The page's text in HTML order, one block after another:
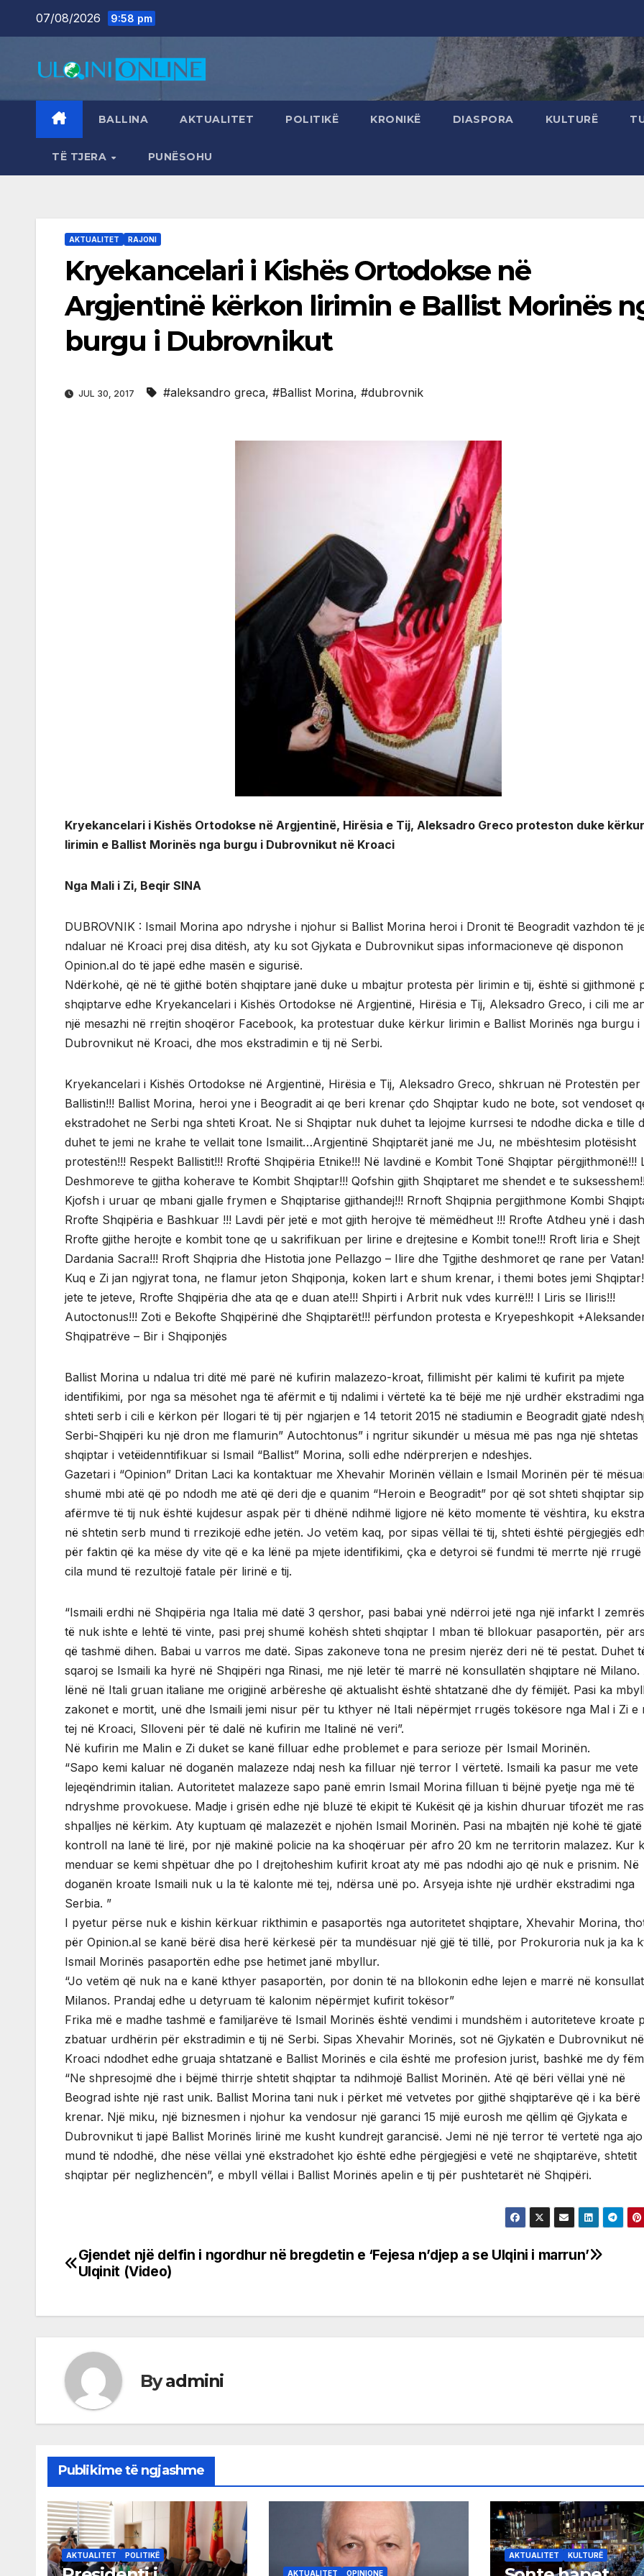
07/08/2026 9:58 pm
BALLINA AKTUALITET POLITIKË KRONIKË DIASPORA KULTURË
TË TJERA PUNËSOHU
AKTUALITET RAJONI
Kryekancelari i Kishës Ortodokse në
Argjentinë kërkon lirimin e Ballist Morinës
burgu i Dubrovnikut
JUL 30, 2017 #aleksandro greca, #Ballist Morina, #dubrovnik
Kryekancelari i Kishës Ortodokse në Argjentinë, Hirësia e Tij, Aleksadro Greco proteston duke kërkur
lirimin e Ballist Morinës nga burgu i Dubrovnikut në Kroaci
Nga Mali i Zi, Beqir SINA
DUBROVNIK : Ismail Morina apo ndryshe i njohur si Ballist Morina heroi i Dronit të Beogradit vazhdon të
ndaluar në Kroaci prej disa ditësh, aty ku sot Gjykata e Dubrovnikut sipas informacioneve që disponon
Opinion.al do të japë edhe masën e sigurisë.
Ndërkohë, që në të gjithë botën shqiptare janë duke u mbajtur protesta për lirimin e tij, është si gjithmonë
shqiptarve edhe Kryekancelari i Kishës Ortodokse në Argjentinë, Hirësia e Tij, Aleksadro Greco, i cili me
një mesazhi në rrejtin shoqëror Facebook, ka protestuar duke kërkur lirimin e Ballist Morinës nga burgu i
Dubrovnikut në Kroaci, dhe mos ekstradimin e tij në Serbi.
Kryekancelari i Kishës Ortodokse në Argjentinë, Hirësia e Tij, Aleksadro Greco, shkruan në Protestën per
Ballistin!!! Ballist Morina, heroi yne i Beogradit ai qe beri krenar çdo Shqiptar kudo ne bote, sot vendoset
ekstradohet ne Serbi nga shteti Kroat. Ne si Shqiptar nuk duhet ta lejojme kurrsesi te ndodhe dicka e tille
duhet te jemi ne krahe te vellait tone Ismailit…Argjentinë Shqiptarët janë me Ju, ne mbështesim plotësisht
protestën!!! Respekt Ballistit!!! Rroftë Shqipëria Etnike!!! Në lavdinë e Kombit Tonë Shqiptar përgjithmonë!!!
Deshmoreve te gjitha koherave te Kombit Shqiptar!!! Qofshin gjith Shqiptaret me shendet e te
Kjofsh i uruar qe mbani gjalle frymen e Shqiptarise gjithandej!!! Rrnoft Shqipnia pergjithmone Kombi
Rrofte Shqipëria e Bashkuar !!! Lavdi për jetë e mot gjith herojve të mëmëdheut !!! Rrofte Atdheu ynë i
Rrofte gjithe herojte e kombit tone qe u sakrifikuan per lirine e drejtesine e Kombit tone!!! Rroft liria e Shejt
Dardania Sacra!!! Rroft Shqipria dhe Histotia jone Pellazgo – Ilire dhe Tgjithe deshmoret qe rane per
Kuq e Zi jan ngjyrat tona, ne flamur jeton Shqiponja, koken lart e shum krenar, i themi botes jemi
jete te jeteve, Rrofte Shqipëria dhe ata qe e duan ate!!! Shpirti i Arbrit nuk vdes kurrë!!! I Liris se Iliris!!!
Autoctonus!!! Zoti e Bekofte Shqipërinë dhe Shqiptarët!!! përfundon protesta e Kryepeshkopit
Shqipatrëve – Bir i Shqiponjës
Ballist Morina u ndalua tri ditë më parë në kufirin malazezo-kroat, fillimisht për kalimi të kufirit pa mjete
identifikimi, por nga sa mësohet nga të afërmit e tij ndalimi i vërtetë ka të bëjë me një urdhër ekstradimi nga
shteti serb i cili e kërkon për llogari të tij për ngjarjen e 14 tetorit 2015 në stadiumin e Beogradit gjatë
Serbi-Shqipëri ku një dron me flamurin” Autochtonus” i ngritur sikundër u mësua më pas nga një shtetas
shqiptar i vetëidenntifikuar si Ismail “Ballist” Morina, solli edhe ndërprerjen e ndeshjes.
Gazetari i “Opinion” Dritan Laci ka kontaktuar me Xhevahir Morinën vëllain e Ismail Morinën për të
shumë mbi atë që po ndodh me atë që deri dje e quanim “Heroin e Beogradit” por që sot shteti shqiptar
afërmve të tij nuk është kujdesur aspak për ti dhënë ndihmë ligjore në këto momente të vështira, ku
në shtetin serb mund ti rrezikojë edhe jetën. Jo vetëm kaq, por sipas vëllai të tij, shteti është përgjegjës
për faktin që ka mëse dy vite që e ka lënë pa mjete identifikimi, çka e detyroi së fundmi të merrte një rrugë
cila mund të rezultojë fatale për lirinë e tij.
“Ismaili erdhi në Shqipëria nga Italia më datë 3 qershor, pasi babai ynë ndërroi jetë nga një infarkt I
të nuk ishte e lehtë të vinte, pasi prej shumë kohësh shteti shqiptar I mban të bllokuar pasaportën, për
që tashmë dihen. Babai u varros me datë. Sipas zakoneve tona ne presim njerëz deri në të pestat. Duhet
sqaroj se Ismaili ka hyrë në Shqipëri nga Rinasi, me një letër të marrë në konsullatën shqiptare në Milano.
lënë në Itali gruan italiane me origjinë arbëreshe që aktualisht është shtatzanë dhe dy fëmijët. Pasi ka
zakonet e mortit, unë dhe Ismaili jemi nisur për tu kthyer në Itali nëpërmjet rrugës tokësore nga Mal i Zi e
tej në Kroaci, Slloveni për të dalë në kufirin me Italinë në veri”.
Në kufirin me Malin e Zi duket se kanë filluar edhe problemet e para serioze për Ismail Morinën.
“Sapo kemi kaluar në doganën malazeze ndaj nesh ka filluar një terror I vërtetë. Ismaili ka pasur me vete
lejeqëndrimin italian. Autoritetet malazeze sapo panë emrin Ismail Morina filluan ti bëjnë pyetje nga më të
ndryshme provokuese. Madje i grisën edhe një bluzë të ekipit të Kukësit që ja kishin dhuruar tifozët me
shpalljes në kërkim. Aty kuptuam që malazezët e njohën Ismail Morinën. Pasi na mbajtën një kohë të
kontroll na lanë të lirë, por një makinë policie na ka shoqëruar për afro 20 km ne territorin malazez. Kur
menduar se kemi shpëtuar dhe po I drejtoheshim kufirit kroat aty më pas ndodhi ajo që nuk e prisnim. Në
doganën kroate Ismaili nuk u la të kalonte më tej, ndërsa unë po. Arsyeja ishte një urdhër ekstradimi nga
Serbia. ”
I pyetur përse nuk e kishin kërkuar rikthimin e pasaportës nga autoritetet shqiptare, Xhevahir Morina,
për Opinion.al se kanë bërë disa herë kërkesë për ta mundësuar një gjë të tillë, por Prokuroria nuk ja ka
Ismail Morinës pasaportën edhe pse hetimet janë mbyllur.
“Jo vetëm që nuk na e kanë kthyer pasaportën, por donin të na bllokonin edhe lejen e marrë në
Milanos. Prandaj edhe u detyruam të kalonim nëpërmjet kufirit tokësor”
Frika më e madhe tashmë e familjarëve të Ismail Morinës është vendimi i mundshëm i autoriteteve kroate
zbatuar urdhërin për ekstradimin e tij në Serbi. Sipas Xhevahir Morinës, sot në Gjykatën e Dubrovnikut në
Kroaci ndodhet edhe gruaja shtatzanë e Ballist Morinës e cila është me profesion jurist, bashkë me dy
“Ne shpresojmë dhe i bëjmë thirrje shtetit shqiptar ta ndihmojë Ballist Morinën. Atë që bëri vëllai ynë në
Beograd ishte një rast unik. Ballist Morina tani nuk i përket më vetvetes por gjithë shqiptarëve që i ka bërë
krenar. Një miku, një biznesmen i njohur ka vendosur një garanci 15 mijë eurosh me qëllim që Gjykata e
Dubrovnikut ti japë Ballist Morinës lirinë me kusht kundrejt garancisë. Jemi në një terror të vertetë nga ajo
mund të ndodhë, dhe nëse vëllai ynë ekstradohet kjo është edhe përgjegjësi e vetë ne shqiptarëve, shtetit
shqiptar për neglizhencën”, e mbyll vëllai i Ballist Morinës apelin e tij për pushtetarët në Shqipëri.
Post
‘Fejesa n’djep a se Ulqini i marrun’
Gjendet një delfin i ngordhur në bregdetin e
Ulqinit (Video)
Byadmini
Publikime të ngjashme
AKTUALITET POLITIKË
AKTUALITET OPINIONE
AKTUALITET KULTURË